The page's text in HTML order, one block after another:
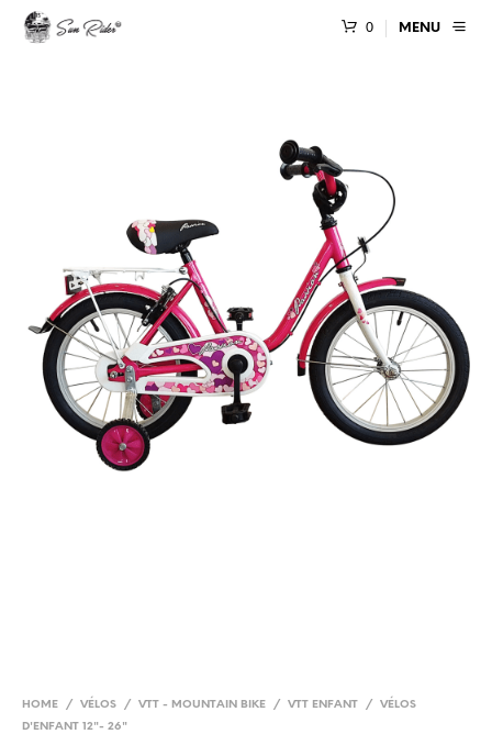
0 MENU
HOME / VÉLOS / VTT - MOUNTAIN BIKE / VTT ENFANT /
VÉLOS
D'ENFANT 12"- 26"